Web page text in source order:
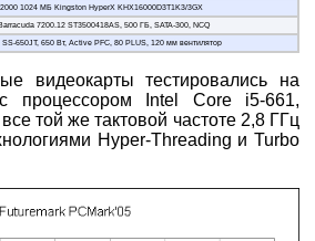
1024 МБ Kingston HyperX KHX16000D3T1K3/3GX
7200.12 ST3500418AS, 500 ГБ, SATA-300, NCQ
650JT, 650 Вт, Active PFC, 80 PLUS, 120 мм вентилятор
видеокарты тестировались на
процессором Intel Core i5-661,
той же тактовой частоте 2,8 ГГц
Hyper-Threading и Turbo